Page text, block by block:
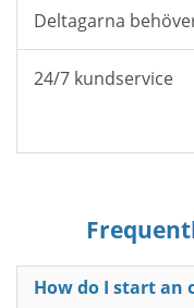
Deltagarna
24/7 kundservice
How do I start an